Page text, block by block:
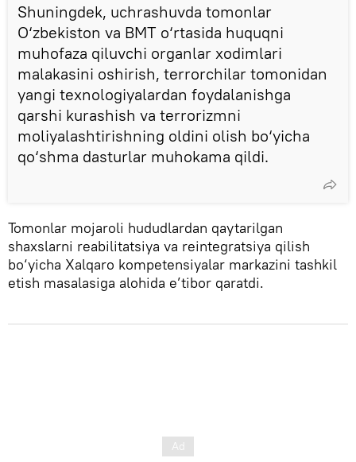
Shuningdek, uchrashuvda tomonlar
O‘zbekiston va BMT o‘rtasida huquqni
muhofaza qiluvchi organlar xodimlari
malakasini oshirish, terrorchilar tomonidan
yangi texnologiyalardan foydalanishga
qarshi kurashish va terrorizmni
moliyalashtirishning oldini olish bo‘yicha
qo‘shma dasturlar muhokama qildi.
Tomonlar mojaroli hududlardan qaytarilgan
shaxslarni reabilitatsiya va reintegratsiya qilish
bo‘yicha Xalqaro kompetensiyalar markazini tashkil
etish masalasiga alohida e’tibor qaratdi.